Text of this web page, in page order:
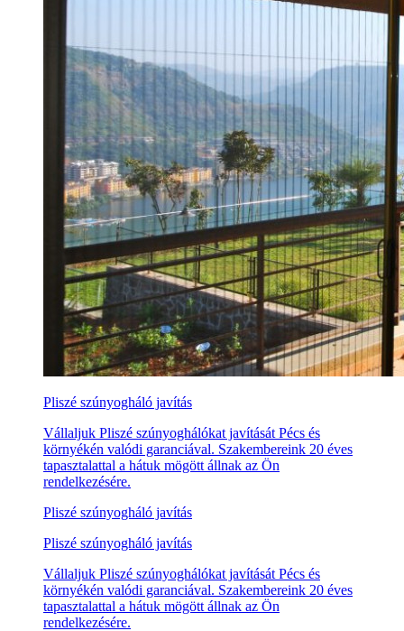
Pliszé szúnyogháló javítás
Vállaljuk Pliszé szúnyoghálókat javítását Pécs és
környékén valódi garanciával. Szakembereink 20 éves
tapasztalattal a hátuk mögött állnak az Ön
rendelkezésére.
Pliszé szúnyogháló javítás
Pliszé szúnyogháló javítás
Vállaljuk Pliszé szúnyoghálókat javítását Pécs és
környékén valódi garanciával. Szakembereink 20 éves
tapasztalattal a hátuk mögött állnak az Ön
rendelkezésére.